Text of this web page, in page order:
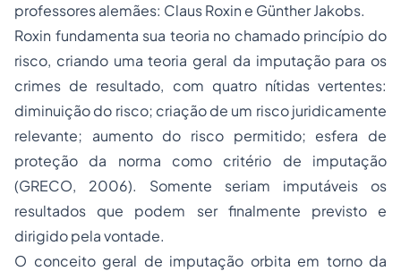
professores alemães: Claus Roxin e Günther Jakobs.
Roxin fundamenta sua teoria no chamado princípio do
risco, criando uma teoria geral da imputação para os
crimes de resultado, com quatro nítidas vertentes:
diminuição do risco; criação de um risco juridicamente
relevante; aumento do risco permitido; esfera de
proteção da norma como critério de imputação
(GRECO, 2006). Somente seriam imputáveis os
resultados que podem ser finalmente previsto e
dirigido pela vontade.
O conceito geral de imputação orbita em torno da